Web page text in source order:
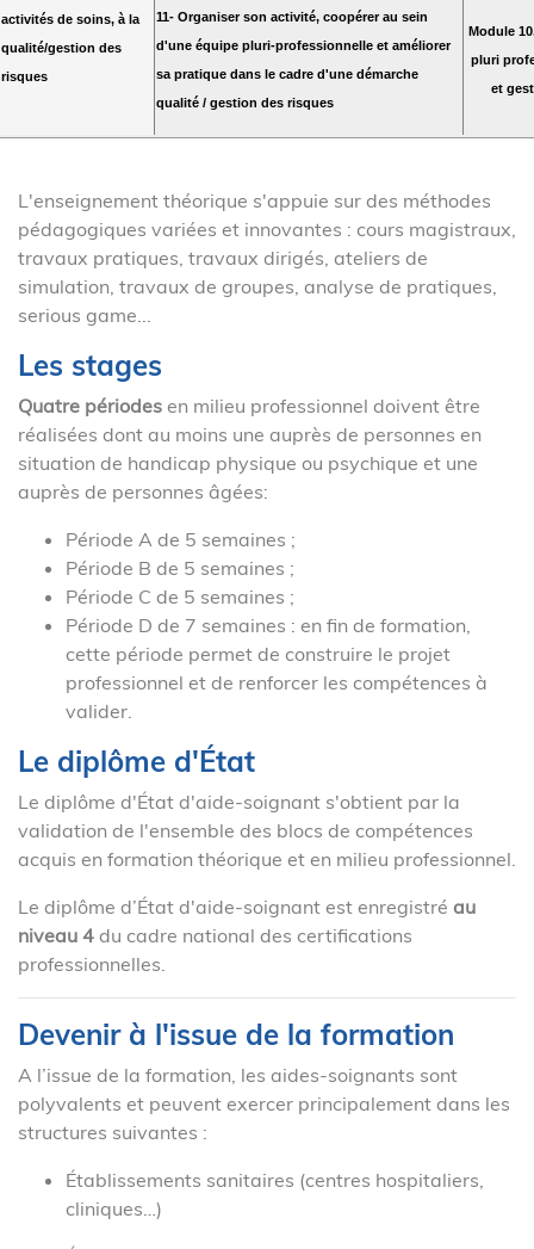
activités de soins, à la
qualité/gestion des
risques
11- Organiser son activité, coopérer au sein
d'une équipe pluri-professionnelle et améliorer
sa pratique dans le cadre d'une démarche
qualité / gestion des risques
Module
pluri
et
L'enseignement théorique s'appuie sur des méthodes
pédagogiques variées et innovantes : cours magistraux,
travaux pratiques, travaux dirigés, ateliers de
simulation, travaux de groupes, analyse de pratiques,
serious game...
Les stages
Quatre périodes en milieu professionnel doivent être
réalisées dont au moins une auprès de personnes en
situation de handicap physique ou psychique et une
auprès de personnes âgées:
Période A de 5 semaines ;
Période B de 5 semaines ;
Période C de 5 semaines ;
Période D de 7 semaines : en fin de formation,
cette période permet de construire le projet
professionnel et de renforcer les compétences à
valider.
Le diplôme d'État
Le diplôme d'État d'aide-soignant s'obtient par la
validation de l'ensemble des blocs de compétences
acquis en formation théorique et en milieu professionnel.
Le diplôme d’État d'aide-soignant est enregistré au
niveau 4 du cadre national des certifications
professionnelles.
Devenir à l'issue de la formation
A l’issue de la formation, les aides-soignants sont
polyvalents et peuvent exercer principalement dans les
structures suivantes :
Établissements sanitaires (centres hospitaliers,
cliniques…)